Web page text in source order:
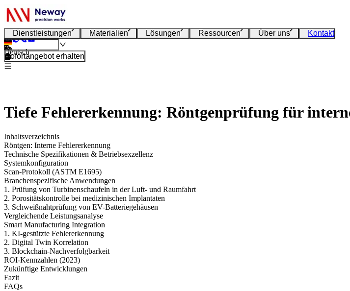
Dienstleistungen Materialien Lösungen Ressourcen Über uns Kontakt
Deutsch
Sofortangebot erhalten
Tiefe Fehlererkennung: Röntgenprüfung für
Inhaltsverzeichnis
Röntgen: Interne Fehlererkennung
Technische Spezifikationen & Betriebsexzellenz
Systemkonfiguration
Scan-Protokoll (ASTM E1695)
Branchenspezifische Anwendungen
1. Prüfung von Turbinenschaufeln in der Luft- und Raumfahrt
2. Porositätskontrolle bei medizinischen Implantaten
3. Schweißnahtprüfung von EV-Batteriegehäusen
Vergleichende Leistungsanalyse
Smart Manufacturing Integration
1. KI-gestützte Fehlererkennung
2. Digital Twin Korrelation
3. Blockchain-Nachverfolgbarkeit
ROI-Kennzahlen (2023)
Zukünftige Entwicklungen
Fazit
FAQs